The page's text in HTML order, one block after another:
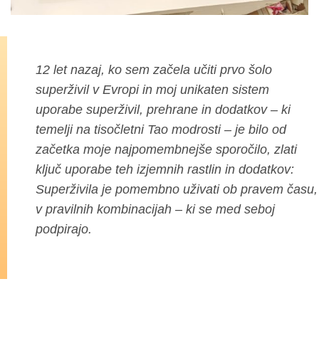
12 let nazaj, ko sem začela učiti prvo šolo
superživil v Evropi in moj unikaten sistem
uporabe superživil, prehrane in dodatkov – ki
temelji na tisočletni Tao modrosti – je bilo od
začetka moje najpomembnejše sporočilo, zlati
ključ uporabe teh izjemnih rastlin in dodatkov:
Superživila je pomembno uživati ob pravem času,
v pravilnih kombinacijah – ki se med seboj
podpirajo.